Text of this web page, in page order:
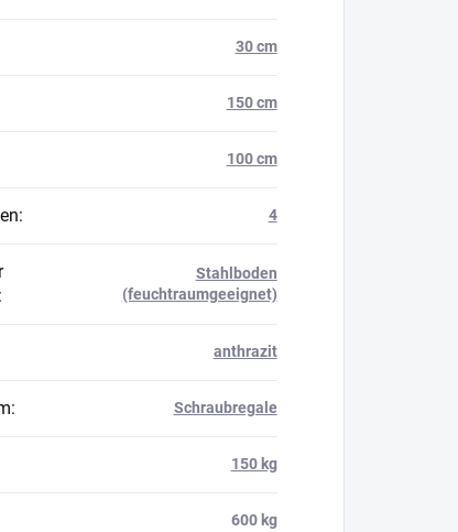
30 cm
150 cm
100 cm
: 4
:
Stahlboden
(feuchtraumgeeignet)
anthrazit
: Schraubregale
150 kg
600 kg